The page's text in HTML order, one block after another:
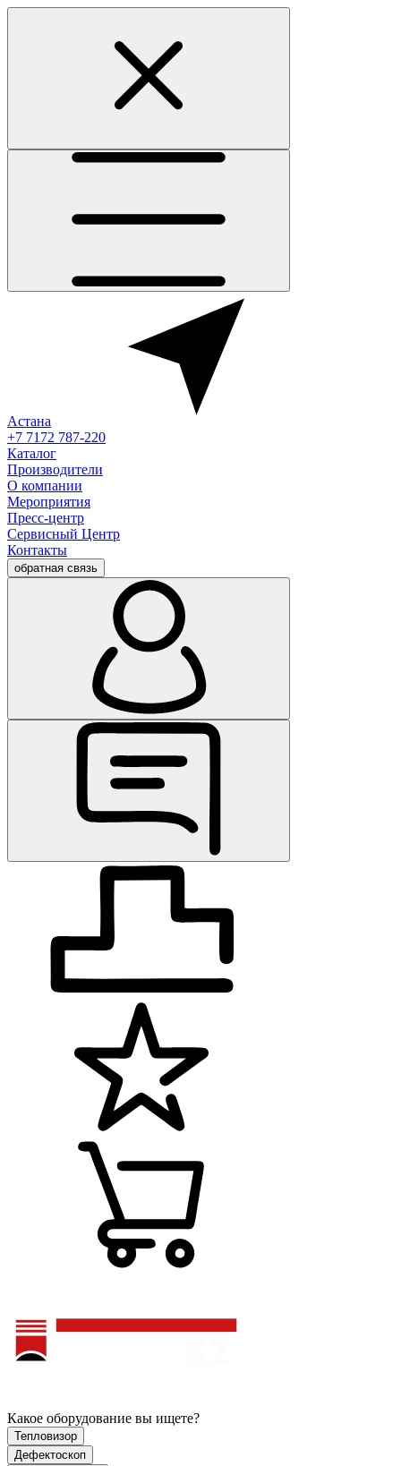
Астана
+7 7172 787-220
Каталог
Производители
О компании
Мероприятия
Пресс-центр
Сервисный Центр
Контакты
обратная связь
Какое оборудование вы ищете?
Тепловизор
Дефектоскоп